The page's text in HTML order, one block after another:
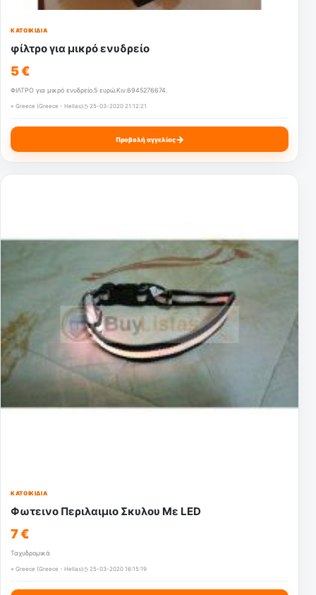
ΚΑΤΟΙΚΊΔΙΑ
φίλτρο για μικρό ενυδρείο
5 €
ΦΙΛΤΡΟ για μικρό ενυδρείο.5 ευρώ.Κιν.6945276674.
⌖ Greece (Greece - Hellas)◷ 25-03-2020 21:12:21
Προβολή αγγελίας→
ΚΑΤΟΙΚΊΔΙΑ
Φωτεινο Περιλαιμιο Σκυλου Με LED
7 €
Ταχυδρομικά
⌖ Greece (Greece - Hellas)◷ 25-03-2020 16:15:19